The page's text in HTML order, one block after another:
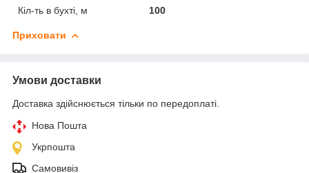
Кіл-ть в бухті, м
100
Приховати
Умови доставки
Доставка здійснюється тільки по передоплаті.
Нова Пошта
Укрпошта
Самовивіз